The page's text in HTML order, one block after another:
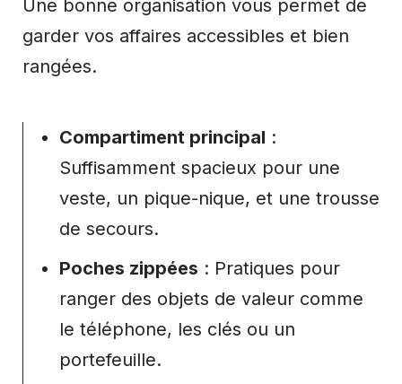
Une bonne organisation vous permet de
garder vos affaires accessibles et bien
rangées.
Compartiment principal :
Suffisamment spacieux pour une
veste, un pique-nique, et une trousse
de secours.
Poches zippées : Pratiques pour
ranger des objets de valeur comme
le téléphone, les clés ou un
portefeuille.